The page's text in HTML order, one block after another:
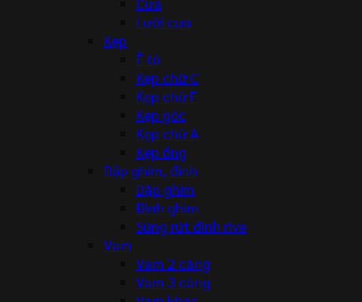
Lưỡi cưa
Kẹp
Ê tô
Kẹp chữ C
Kẹp chữ F
Kẹp góc
Kẹp chữ A
Kẹp ống
Dập ghim, đinh
Dập ghim
Đinh ghim
Súng rút đinh rive
Vam
Vam 2 càng
Vam 3 càng